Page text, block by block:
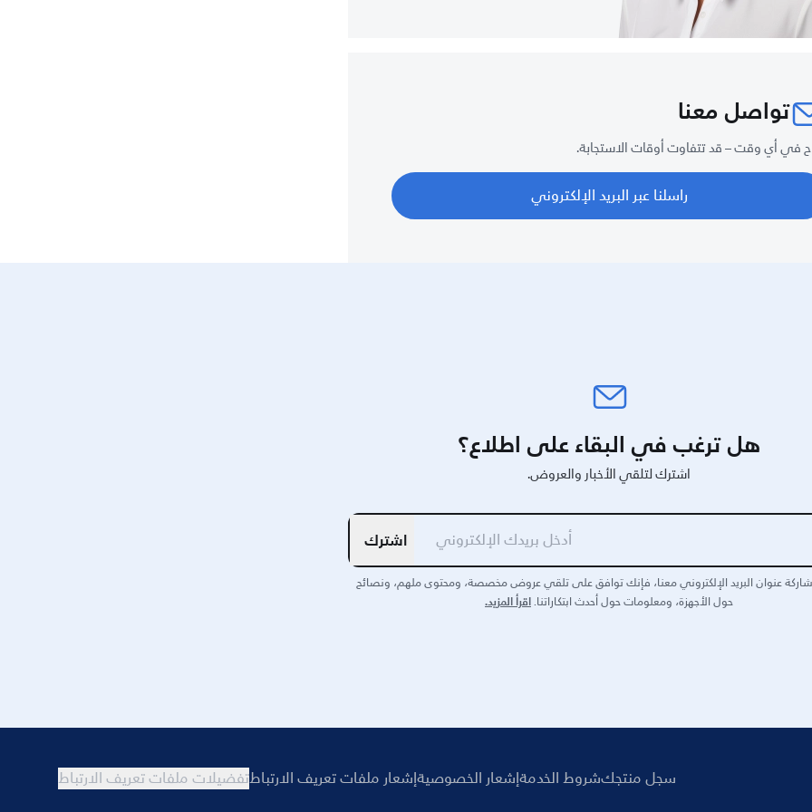
تواصل معنا
في أي وقت – قد تتفاوت أوقات الاستجابة.
راسلنا عبر البريد الإلكتروني
هل ترغب في البقاء على اطلاع؟
اشترك لتلقي الأخبار والعروض.
اشترك
عنوان البريد الإلكتروني معنا، فإنك توافق على تلقي عروض مخصصة، ومحتوى ملهم، ونصائح
حول الأجهزة، ومعلومات حول أحدث ابتكاراتنا.اقرأ المزيد.
سجل منتجكشروط الخدمةإشعار الخصوصيةإشعار ملفات تعريف الارتباطتفضيلات ملفات تعريف الارتباط